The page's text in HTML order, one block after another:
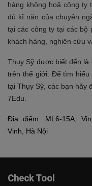
hàng không hoặ công ty
đủ kĩ năn của chuyên
tại các công ty tại các
khách hàng, nghiên cứu
Thụy Sỹ được biết đến là
trên thế giới. Để tìm
tại Thụy Sỹ, các bạn hãy
7Edu.
Địa điểm: ML6-15A,
Vinh, Hà Nội
Check Tool